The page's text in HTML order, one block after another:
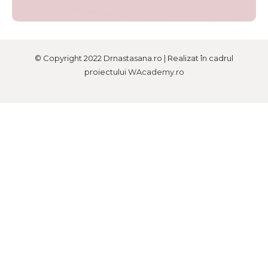
© Copyright 2022 Drnastasana.ro | Realizat în cadrul
proiectuluiWAcademy.ro